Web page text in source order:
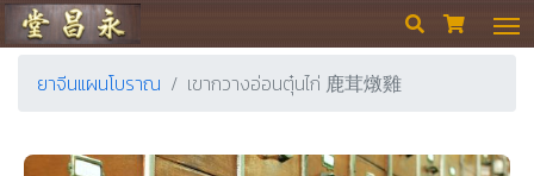
ร้านขายยา ย่งเชียงตึ๊ง  
ยาจีนแผนโบราณ เขากวางอ่อนตุ๋นไก่ 鹿茸燉雞